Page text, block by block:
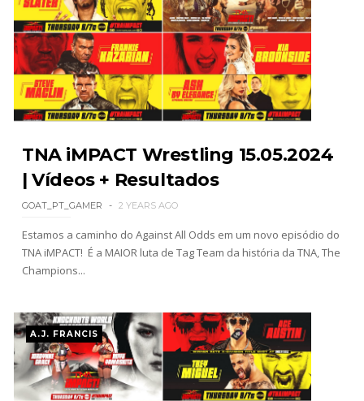
WWE: Brock Lesnar deverá estar presente na
WrestleMania 43
SCSA867 Aug 07 2026
WWE: Netflix censura segmento entre Becky
Lynch e Liv Morgan no Raw
SCSA867-Aug 07 2026
Estreia no Main Roster à vista? WWE regista
marca "Vice City" para Lola Vice
Recomeço na AEW: Daniel Garcia revela como
Jon Moxley salvou a identidade da empresa
TNA iMPACT Wrestling 15.05.2024
| Vídeos + Resultados
GOAT_PT_GAMER 2 YEARS AGO
Estamos a caminho do Against All Odds em um novo episódio do
TNA iMPACT! É a MAIOR luta de Tag Team da história da TNA, The
Champions...
A.J. FRANCIS